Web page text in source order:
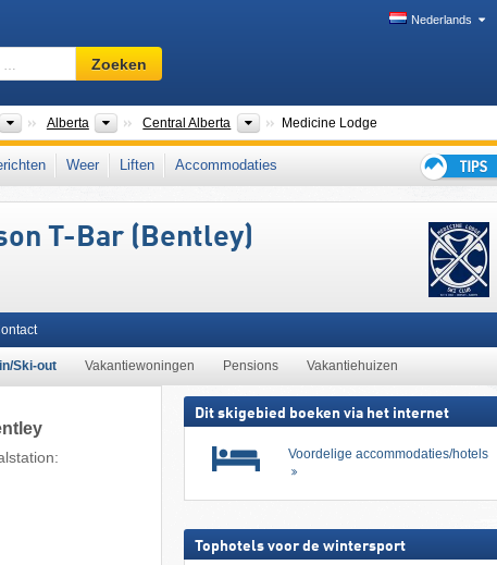
Nederlands
Skigebied,
regio,
…
Zoeken
LandenAlberta Provincies
Central Alberta Regio's
Medicine Lodge
Canada Weer Liften
Accommodaties
de
skivakantie
T-Bar (Bentley)
Ski-out Vakantiewoningen Pensions Vakantiehuizen
Dit skigebied boeken via het internet
Voordelige accommodaties/hotels
Tophotels voor de wintersport